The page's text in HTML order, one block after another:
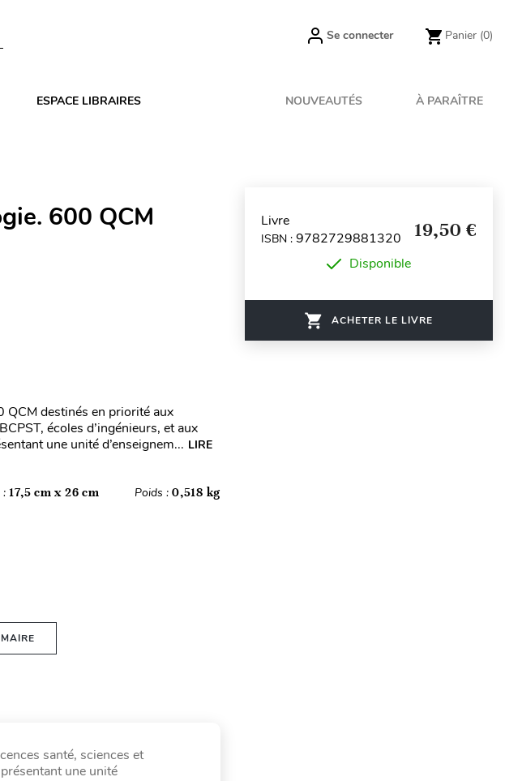
Se connecter Panier (0)
ESPACE LIBRAIRES NOUVEAUTÉS À PARAÎTRE
600 QCM
QCM destinés en priorité aux
écoles d’ingénieurs, et aux
une unité d’enseignem... LIRE
: 17,5 cm x 26 cm Poids :0,518 kg
santé, sciences et
une unité
Livre
ISBN : 9782729881320 19,50 €
Disponible
ACHETER LE LIVRE